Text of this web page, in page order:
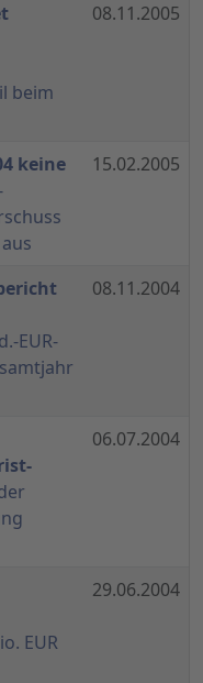
beim
08.11.2005
keine
15.02.2005
EUR-
08.11.2004
06.07.2004
EUR
29.06.2004